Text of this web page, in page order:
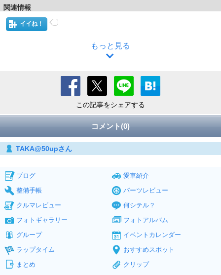
関連情報
イイね！
もっと見る
この記事をシェアする
コメント(0)
TAKA@50upさん
ブログ
愛車紹介
整備手帳
パーツレビュー
クルマレビュー
何シテル？
フォトギャラリー
フォトアルバム
グループ
イベントカレンダー
ラップタイム
おすすめスポット
まとめ
クリップ